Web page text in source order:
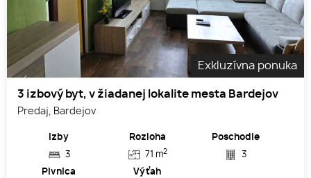
Exkluzívna ponuka
3 izbový byt, v žiadanej lokalite mesta Bardejov
Predaj, Bardejov
Izby
3
Rozloha
71 m2
Poschodie
3
Pivnica
Výťah